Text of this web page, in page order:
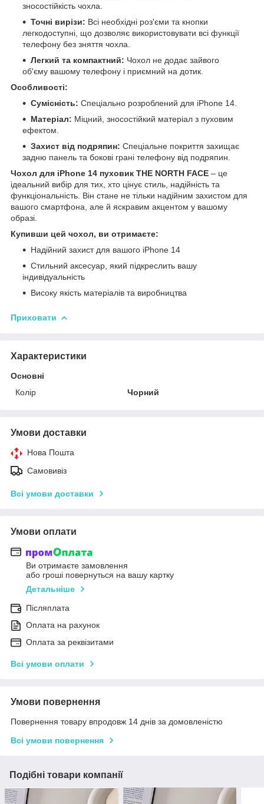
зносостійкість чохла.
Точні вирізи: Всі необхідні роз'єми та кнопки
легкодоступні, що дозволяє використовувати всі функції
телефону без зняття чохла.
Легкий та компактний: Чохол не додає зайвого
об'єму вашому телефону і приємний на дотик.
Особливості:
Сумісність: Спеціально розроблений для iPhone 14.
Матеріал: Міцний, зносостійкий матеріал з пуховим
ефектом.
Захист від подряпин: Спеціальне покриття захищає
задню панель та бокові грані телефону від подряпин.
Чохол для iPhone 14 пуховик THE NORTH FACE – це
ідеальний вибір для тих, хто цінує стиль, надійність та
функціональність. Він стане не тільки надійним захистом для
вашого смартфона, але й яскравим акцентом у вашому
образі.
Купивши цей чохол, ви отримаєте:
Надійний захист для вашого iPhone 14
Стильний аксесуар, який підкреслить вашу
індивідуальність
Високу якість матеріалів та виробництва
Приховати
Характеристики
Основні
Колір
Чорний
Умови доставки
Нова Пошта
Самовивіз
Всі умови доставки
Умови оплати
Ви отримаєте замовлення
або гроші повернуться на вашу картку
Детальніше
Післяплата
Оплата на рахунок
Оплата за реквізитами
Всі умови оплати
Умови повернення
Повернення товару впродовж 14 днів за домовленістю
Всі умови повернення
Подібні товари компанії